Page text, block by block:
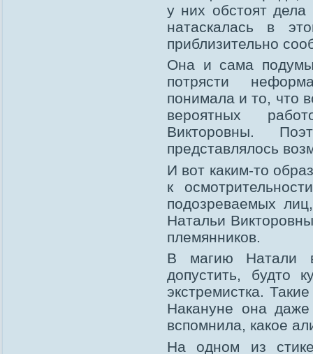
у них обстоят
натаскалась в
приблизительно
Она и сама
потрясти
понимала и то, что
вероятных
Викторовны.
представлялось
И вот каким-то
к
подозреваемых
Натальи
племянников.
В магию Натали
допустить, будто
экстремистка.
Накануне она
вспомнила, какое
На одном из